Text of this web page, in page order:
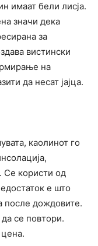
имаат бели лисја.
значи дека
за
вистински
на
да несат јајца.
каолинот го
Се користи од
е што
после дождовите.
се повтори.